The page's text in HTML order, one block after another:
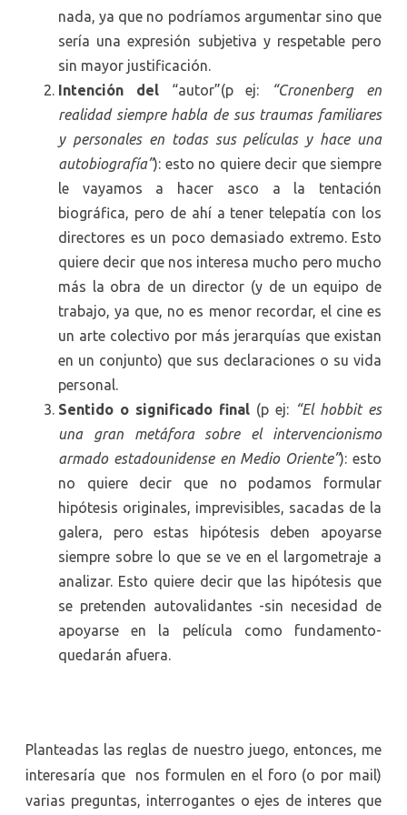
nada, ya que no podríamos argumentar sino que
sería una expresión subjetiva y respetable pero
sin mayor justificación.
Intención del “autor”(p ej:
“Cronenberg en
realidad siempre habla de sus traumas familiares
y personales en todas sus películas y hace una
autobiografía”): esto no quiere decir que siempre
le vayamos a hacer asco a la tentación
biográfica, pero de ahí a tener telepatía con los
directores es un poco demasiado extremo. Esto
quiere decir que nos interesa mucho pero mucho
más la obra de un director (y de un equipo de
trabajo, ya que, no es menor recordar, el cine es
un arte colectivo por más jerarquías que existan
en un conjunto) que sus declaraciones o su vida
personal.
Sentido o significado final (p ej: “El hobbit es
una gran metáfora sobre el intervencionismo
armado estadounidense en Medio Oriente”): esto
no quiere decir que no podamos formular
hipótesis originales, imprevisibles, sacadas de la
galera, pero estas hipótesis deben apoyarse
siempre sobre lo que se ve en el largometraje a
analizar. Esto quiere decir que las hipótesis que
se pretenden autovalidantes -sin necesidad de
apoyarse en la película como fundamento-
quedarán afuera.
Planteadas las reglas de nuestro juego, entonces, me
interesaría que nos formulen en el foro (o por mail)
varias preguntas, interrogantes o ejes de interes que